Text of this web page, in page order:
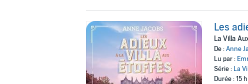
Les
La Villa
De :Anne
Lu par :
Série : La
Durée : 15